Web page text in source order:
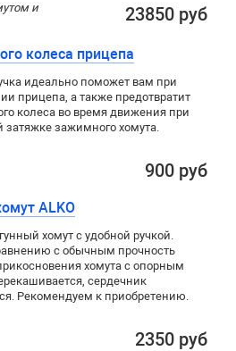
и
23850 руб
колеса прицепа
идеально поможет вам при
прицепа, а также предотвратит
колеса во время движения при
затяжке зажимного хомута.
900 руб
ALKO
хомут с удобной ручкой.
с обычным прочность
хомута с опорным
сердечник
Рекомендуем к приобретению.
2350 руб